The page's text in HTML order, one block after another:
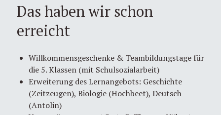
Das haben wir schon
erreicht
Willkommensgeschenke & Teambildungstage für
die 5. Klassen (mit Schulsozialarbeit)
Erweiterung des Lernangebots: Geschichte
(Zeitzeugen), Biologie (Hochbeet), Deutsch
(Antolin)